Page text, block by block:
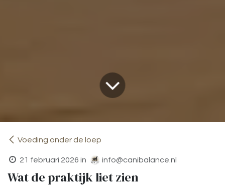
Voeding onder de loep
21 februari 2026 in info@canibalance.nl
Wat de praktijk liet zien